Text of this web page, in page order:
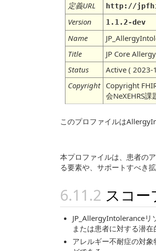
定義URL
http://
Version 1.1.2-dev
Name
Title
JP Core
Status
Active ( 2023-
Copyright Copyright
会NeXEHRS
このプロファイルは
本プロファイルは、患者の
る要素や、サポートすべき
スコー
JP_AllergyIntoleranceリ
または患者に対する潜
アレルギー不耐症の対